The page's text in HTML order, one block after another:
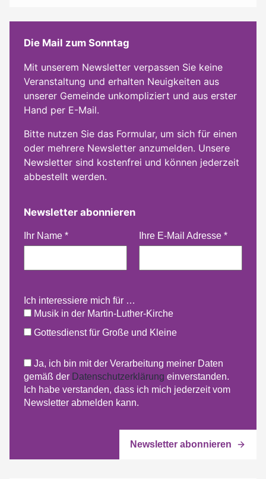
Die Mail zum Sonntag
Mit unserem Newsletter verpassen Sie keine
Veranstaltung und erhalten Neuigkeiten aus
unserer Gemeinde unkompliziert und aus erster
Hand per E-Mail.
Bitte nutzen Sie das Formular, um sich für einen
oder mehrere Newsletter anzumelden. Unsere
Newsletter sind kostenfrei und können jederzeit
abbestellt werden.
Newsletter abonnieren
Ihr Name * Ihre E-Mail Adresse *
Ich interessiere mich für …
Musik in der Martin-Luther-Kirche
Gottesdienst für Große und Kleine
Ja, ich bin mit der Verarbeitung meiner Daten
gemäß der Datenschutzerklärung einverstanden.
Ich habe verstanden, dass ich mich jederzeit vom
Newsletter abmelden kann.